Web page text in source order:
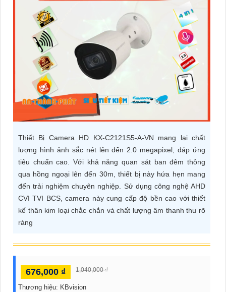
CAMERA
DỊCH
VỤ
Thiết Bị Camera HD KX-C2121S5-A-VN mang lại chất
lượng hình ảnh sắc nét lên đến 2.0 megapixel, đáp ứng
tiêu chuẩn cao. Với khả năng quan sát ban đêm thông
qua hồng ngoại lên đến 30m, thiết bị này hứa hẹn mang
đến trải nghiệm chuyên nghiệp. Sử dụng công nghệ AHD
CVI TVI BCS, camera này cung cấp độ bền cao với thiết
kế thân kim loại chắc chắn và chất lượng âm thanh thu rõ
ràng
676,000 ₫ 1,040,000 ₫
Thương hiệu: KBvision